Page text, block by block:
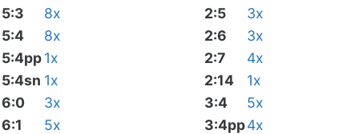
5:3
8x
5:4
8x
5:4pp1x
5:4sn 1x
6:0
3x
6:1
5x
2:5
3x
2:6
3x
2:7
4x
2:14
1x
3:4
5x
3:4pp4x